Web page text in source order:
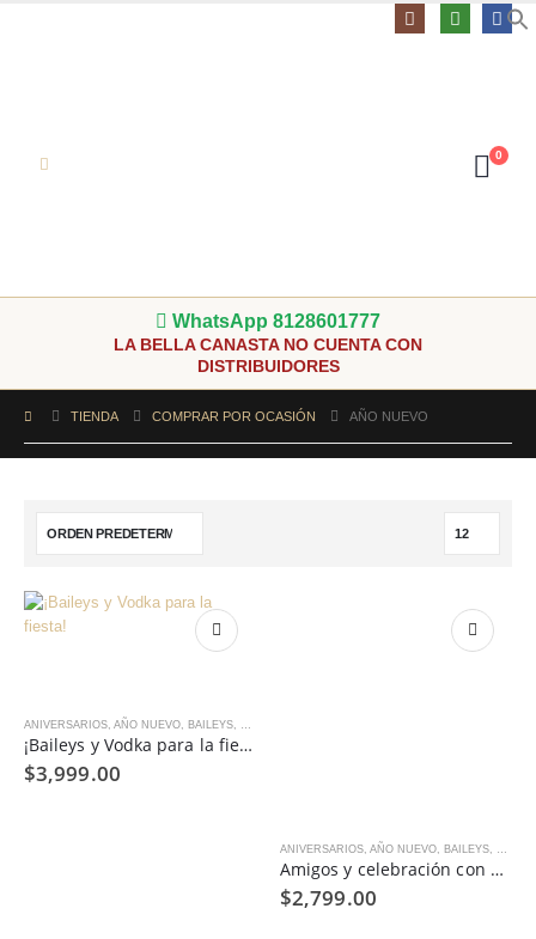
0
WhatsApp 8128601777
LA BELLA CANASTA NO CUENTA CON
DISTRIBUIDORES
TIENDA COMPRAR POR OCASIÓN AÑO NUEVO
ANIVERSARIOS AÑO NUEVO BAILEYS
¡Baileys y Vodka para la fiesta!
$3,999.00
ANIVERSARIOS AÑO NUEVO BAILEYS
Amigos y celebración con Baileys
$2,799.00